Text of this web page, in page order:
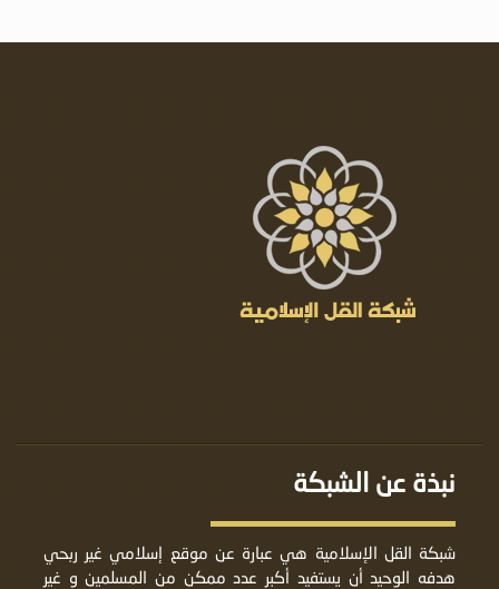
نبذة عن الشبكة
شبكة القل الإسلامية هي عبارة عن موقع إسلامي غير ربحي
هدفه الوحيد أن يستفيد أكبر عدد ممكن من المسلمين و غير